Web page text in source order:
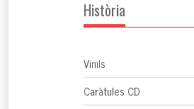
Història
Vinils
Caràtules CD